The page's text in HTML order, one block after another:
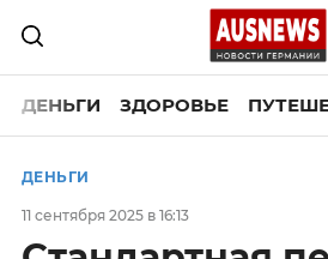
ДЕНЬГИ ЗДОРОВЬЕ
ДЕНЬГИ
11 сентября 2025 в 16:13